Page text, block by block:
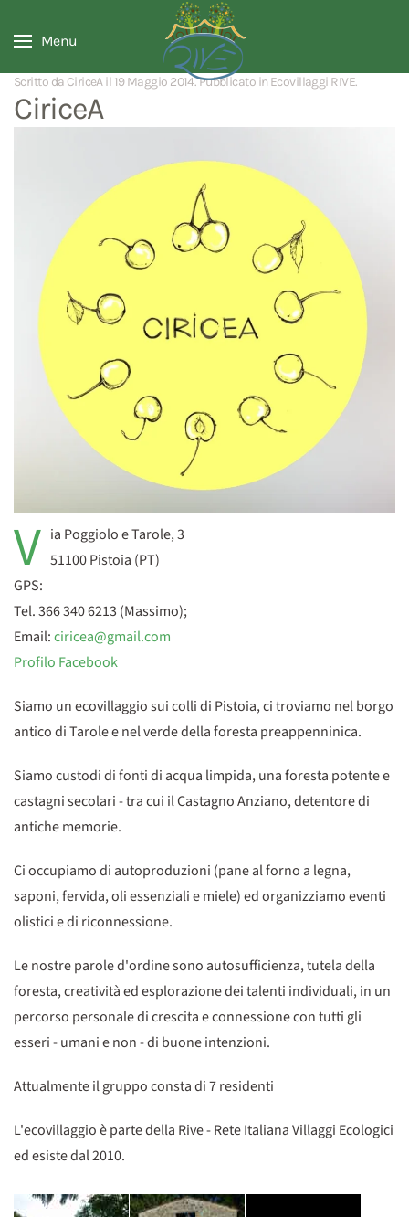
Menu
Scritto da CiriceA il 19 Maggio 2014. Pubblicato in Ecovillaggi RIVE.
CiriceA
V ia Poggiolo e Tarole, 3
51100 Pistoia (PT)
GPS:
Tel. 366 340 6213 (Massimo);
Email:ciricea@gmail.com
Profilo Facebook
Siamo un ecovillaggio sui colli di Pistoia, ci troviamo nel borgo
antico di Tarole e nel verde della foresta preappenninica.
Siamo custodi di fonti di acqua limpida, una foresta potente e
castagni secolari - tra cui il Castagno Anziano, detentore di
antiche memorie.
Ci occupiamo di autoproduzioni (pane al forno a legna,
saponi, fervida, oli essenziali e miele) ed organizziamo eventi
olistici e di riconnessione.
Le nostre parole d'ordine sono autosufficienza, tutela della
foresta, creatività ed esplorazione dei talenti individuali, in un
percorso personale di crescita e connessione con tutti gli
esseri - umani e non - di buone intenzioni.
Attualmente il gruppo consta di 7 residenti
L'ecovillaggio è parte della Rive - Rete Italiana Villaggi Ecologici
ed esiste dal 2010.